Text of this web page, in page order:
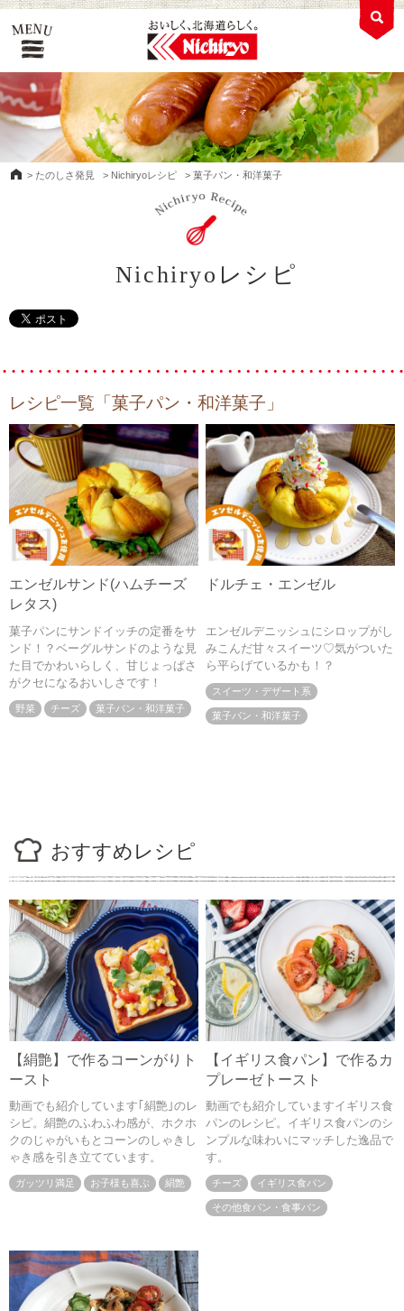
> たのしさ発見 > Nichiryoレシピ > 菓子パン・和洋菓子
Nichiryoレシピ
レシピ一覧「菓子パン・和洋菓子」
エンゼルサンド(ハムチーズ
レタス)
菓子パンにサンドイッチの定番をサ
ンド！？ベーグルサンドのような見
た目でかわいらしく、甘じょっぱさ
がクセになるおいしさです！
野菜 チーズ 菓子パン・和洋菓子
ドルチェ・エンゼル
エンゼルデニッシュにシロップがし
みこんだ甘々スイーツ♡気がついた
ら平らげているかも！？
スイーツ・デザート系
菓子パン・和洋菓子
おすすめレシピ
【絹艶】で作るコーンがりト
ースト
動画でも紹介しています｢絹艶｣のレ
シピ。絹艶のふわふわ感が、ホクホ
クのじゃがいもとコーンのしゃきし
ゃき感を引き立てています。
ガッツリ満足 お子様も喜ぶ 絹艶
【イギリス食パン】で作るカ
プレーゼトースト
動画でも紹介していますイギリス食
パンのレシピ。イギリス食パンのシ
ンプルな味わいにマッチした逸品で
す。
チーズ イギリス食パン
その他食パン・食事パン